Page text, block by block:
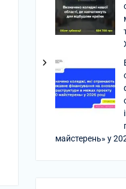
майстерень» у